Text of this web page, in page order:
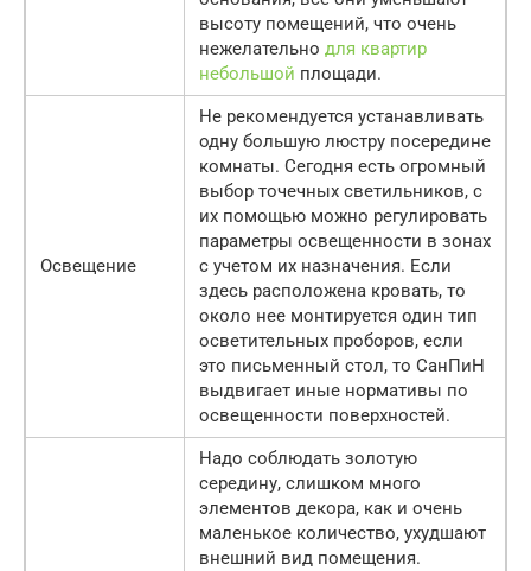
высоту помещений, что очень
нежелательно для квартир
небольшой площади.
Освещение
Не рекомендуется устанавливать
одну большую люстру посередине
комнаты. Сегодня есть огромный
выбор точечных светильников, с
их помощью можно регулировать
параметры освещенности в зонах
с учетом их назначения. Если
здесь расположена кровать, то
около нее монтируется один тип
осветительных проборов, если
это письменный стол, то СанПиН
выдвигает иные нормативы по
освещенности поверхностей.
Надо соблюдать золотую
середину, слишком много
элементов декора, как и очень
маленькое количество, ухудшают
внешний вид помещения.